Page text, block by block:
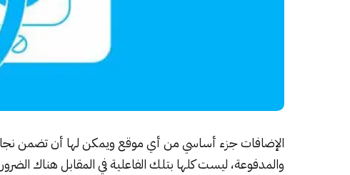
الإضافات جزء أساسي من أي موقع ويمكن لها أن تضمن
والمدفوعة، ليست كلها بتلك الفاعلية في المقابل هناك